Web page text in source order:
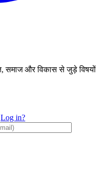
समाज और विकास से जुड़े विषयों
Log in?